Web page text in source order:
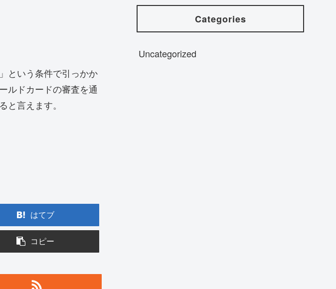
という条件で引っかか
ルドカードの審査を通
と言えます。
はてブ
コピー
Categories
Uncategorized